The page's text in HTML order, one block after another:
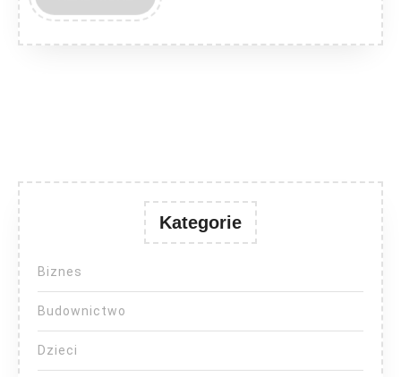
MORE
Kategorie
Biznes
Budownictwo
Dzieci